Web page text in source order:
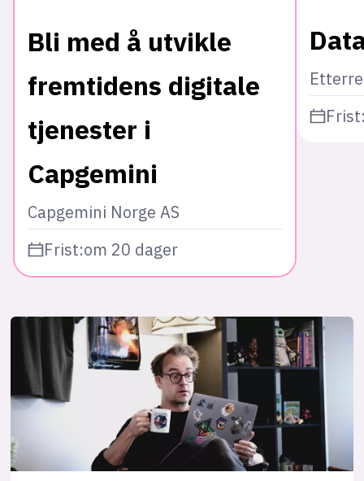
Bli med å utvikle
fremtidens digitale
tjenester i
Capgemini
Capgemini Norge AS
Frist:om 20 dager